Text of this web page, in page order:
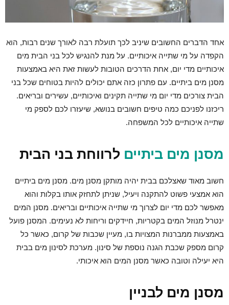
אחד הדברים החשובים שיניב לכך תועלת רבה לאורך שנים רבות, הוא
הקפדה על מי שתייה איכותיים. על מנת להנגיש לכל בני הבית מים
איכותיים מדי יום, אחת הדרכים הטובות לעשות זאת היא באמצעות
מסנן מים ביתיים. עם פתרון כזה אתם יכולים להיות בטוחים שכל בני
הבית צורכים מדי יום מי שתייה תקינים ואיכותיים, עשירים ובריאים.
ריכזנו לפניכם כמה טיפים חשובים בנושא, שיעזרו לכם לספק מי
שתייה איכותיים לכל המשפחה.
מסנן מים ביתיים לרווחת בני הבית
חשוב מאוד שאצלכם בבית יהיה מותקן מסנן מים. מסנן מים ביתיים
הוא אמצעי פשוט להתקנה ויעיל, שניתן לתחזק אותו בקלות והוא
מאפשר לכם מדי יום לצרוך מי שתייה איכותיים ובריאים. מסנן המים
ינטרל מנוזל המים בקטריות, חיידקים וריחות לא נעימים. המסנן פועל
באמצעות ממברנות המצויות בו, מעיין שכבות של קרום, כאשר כל
קרום מספק שכבת הגנה נוספת של סינון. מערכת לסינון מים בבית
היא יעילה וטובה כאשר מסנן המים הוא איכותי.
מסנן מים לבניין